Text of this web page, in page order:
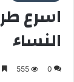
اسرع
النساء
0
555